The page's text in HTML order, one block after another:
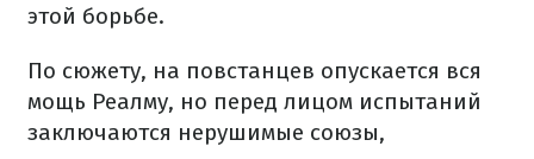
этой борьбе.
По сюжету, на повстанцев опускается вся
мощь Реалму, но перед лицом испытаний
заключаются нерушимые союзы,